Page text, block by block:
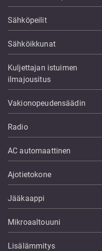
Sähköpeilit
Sähköikkunat
Kuljettajan istuimen
ilmajousitus
Vakionopeudensäädin
Radio
AC automaattinen
Ajotietokone
Jääkaappi
Mikroaaltouuni
Lisälämmitys